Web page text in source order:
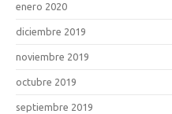
enero 2020
diciembre 2019
noviembre 2019
octubre 2019
septiembre 2019